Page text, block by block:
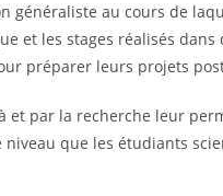
au cours de
les stages réalisés
préparer leurs projets
par la recherche leur
que les étudiants